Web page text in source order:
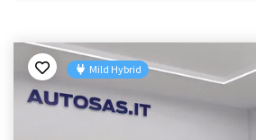
Mild Hybrid